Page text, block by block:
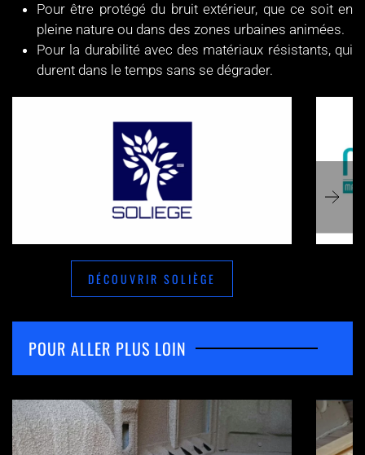
Pour être protégé du bruit extérieur, que ce soit en
pleine nature ou dans des zones urbaines animées.
Pour la durabilité avec des matériaux résistants, qui
durent dans le temps sans se dégrader.
DÉCOUVRIR SOLIÈGE
POUR ALLER PLUS LOIN